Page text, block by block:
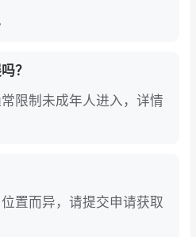
南制造的机械和辅助工业
，拉动消费。
（Hardware Tools Vietn
自全世界各地的参展商和
国五金相关企业不可或缺
会门票为电子门票，国
？
限制未成年人进入，详情
置而异，请提交申请获取